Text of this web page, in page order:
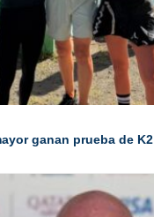
ganan prueba de